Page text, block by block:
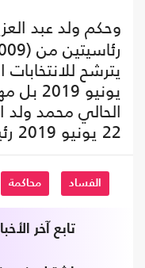
وحكم ولد عبد
يونيو
الحالي محمد ولد
22 يونيو 2019 رئيسا للبلاد.
الفساد محاكمة
تابع آخر